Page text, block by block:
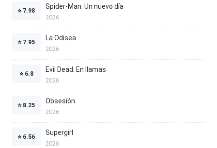
⭐ 7.98
Spider-Man: Un nuevo día
2026
⭐ 7.95
La Odisea
2026
⭐ 6.8
Evil Dead: En llamas
2026
⭐ 8.25
Obsesión
2026
⭐ 6.56
Supergirl
2026